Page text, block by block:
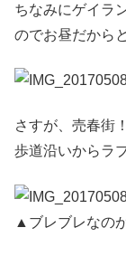
ちなみにゲイラ
のでお昼だから
さすが、売春街
歩道沿いからラ
▲ブレブレなの